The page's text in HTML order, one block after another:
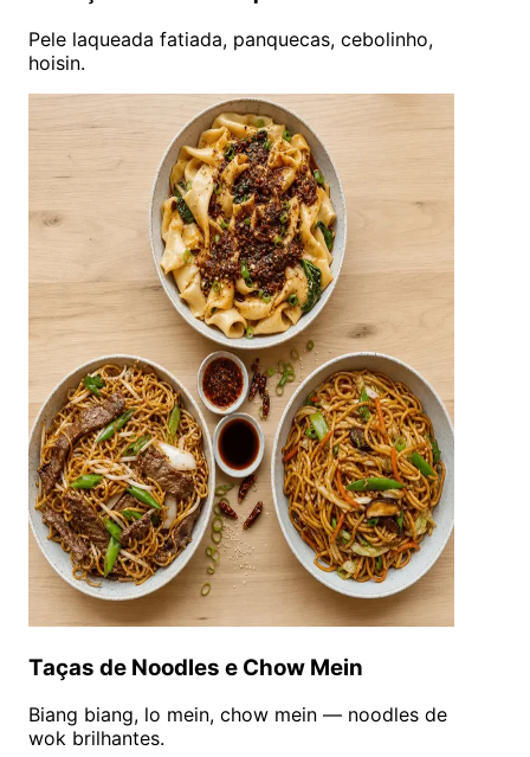
Pele laqueada fatiada, panquecas, cebolinho,
hoisin.
Taças de Noodles e Chow Mein
Biang biang, lo mein, chow mein — noodles de
wok brilhantes.